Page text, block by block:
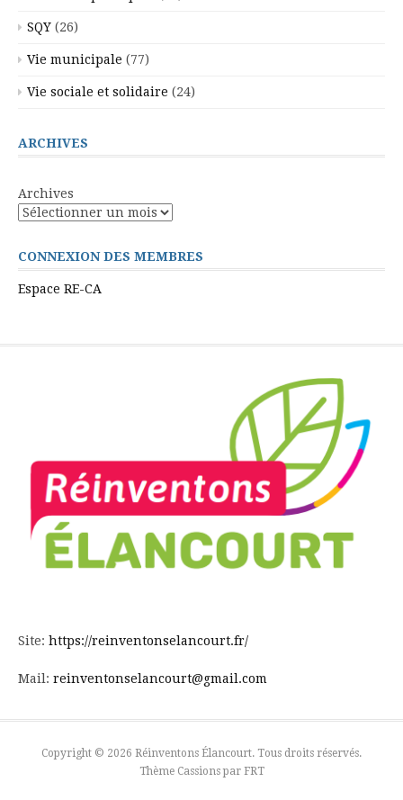
SQY (26)
Vie municipale (77)
Vie sociale et solidaire (24)
ARCHIVES
Archives
CONNEXION DES MEMBRES
Espace RE-CA
Site: https://reinventonselancourt.fr/
Mail: reinventonselancourt@gmail.com
Copyright © 2026 Réinventons Élancourt. Tous droits réservés.
Thème Cassions par FRT